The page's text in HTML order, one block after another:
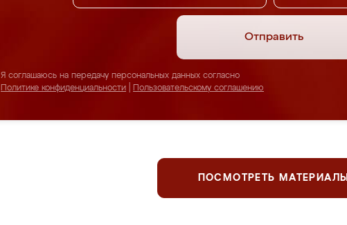
Отправить
Я соглашаюсь на передачу персональных данных согласно
Политике конфиденциальности
Пользовательскому соглашению
ПОСМОТРЕТЬ МАТЕРИАЛЫ